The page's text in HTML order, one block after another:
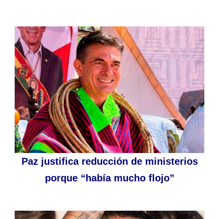
Paz justifica reducción de ministerios
porque “había mucho flojo”